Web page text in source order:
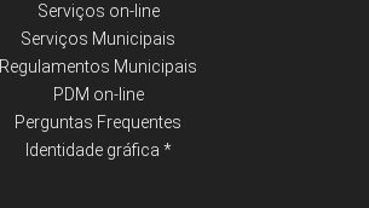
Serviços on-line
Serviços Municipais
Regulamentos Municipais
PDM on-line
Perguntas Frequentes
Identidade gráfica *